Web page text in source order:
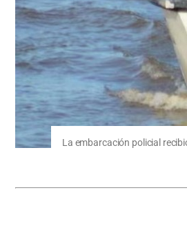
La embarcación policial